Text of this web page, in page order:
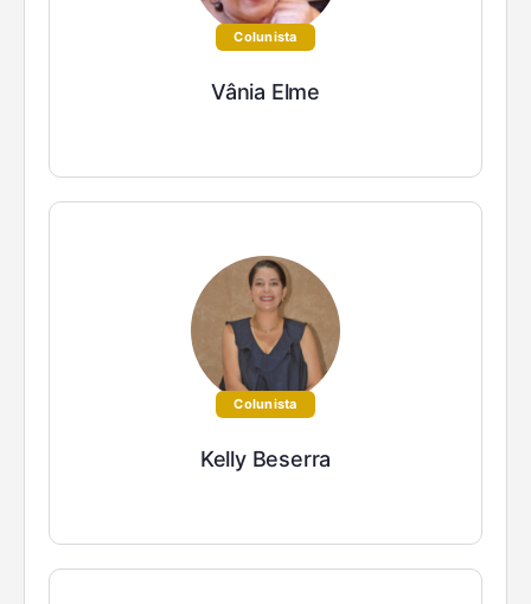
Colunista
Vânia Elme
Colunista
Kelly Beserra